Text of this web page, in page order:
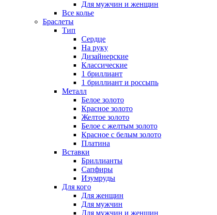
Для мужчин и женщин
Все колье
Браслеты
Тип
Сердце
На руку
Дизайнерские
Классические
1 бриллиант
1 бриллиант и россыпь
Металл
Белое золото
Красное золото
Желтое золото
Белое с желтым золото
Красное с белым золото
Платина
Вставки
Бриллианты
Сапфиры
Изумруды
Для кого
Для женщин
Для мужчин
Для мужчин и женщин